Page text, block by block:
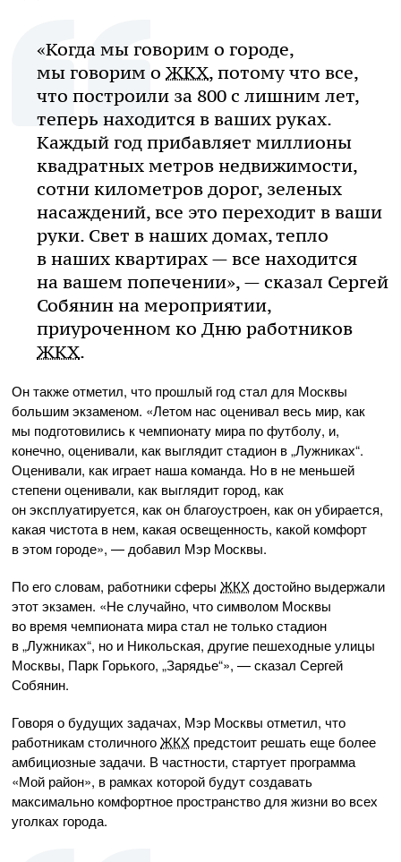
«Когда мы говорим о городе,
мы говорим о ЖКХ, потому что все,
что построили за 800 с лишним лет,
теперь находится в ваших руках.
Каждый год прибавляет миллионы
квадратных метров недвижимости,
сотни километров дорог, зеленых
насаждений, все это переходит в ваши
руки. Свет в наших домах, тепло
в наших квартирах — все находится
на вашем попечении», — сказал Сергей
Собянин на мероприятии,
приуроченном ко Дню работников
ЖКХ.
Он также отметил, что прошлый год стал для Москвы
большим экзаменом. «Летом нас оценивал весь мир, как
мы подготовились к чемпионату мира по футболу, и,
конечно, оценивали, как выглядит стадион в „Лужниках“.
Оценивали, как играет наша команда. Но в не меньшей
степени оценивали, как выглядит город, как
он эксплуатируется, как он благоустроен, как он убирается,
какая чистота в нем, какая освещенность, какой комфорт
в этом городе», — добавил Мэр Москвы.
По его словам, работники сферы ЖКХ достойно выдержали
этот экзамен. «Не случайно, что символом Москвы
во время чемпионата мира стал не только стадион
в „Лужниках“, но и Никольская, другие пешеходные улицы
Москвы, Парк Горького, „Зарядье“», — сказал Сергей
Собянин.
Говоря о будущих задачах, Мэр Москвы отметил, что
работникам столичногоЖКХ предстоит решать еще более
амбициозные задачи. В частности, стартует программа
«Мой район», в рамках которой будут создавать
максимально комфортное пространство для жизни во всех
уголках города.